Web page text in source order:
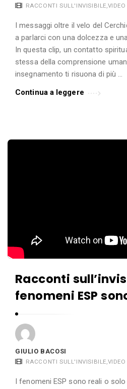
RACCONTI SULL'INVISIBILE,VIDEO
I messaggi oltre il velo del
a parlarci con una dolcezza e
In questa clip, un contatto
stessa della comprensione
insegnamento ti risuona di più …
Continua a leggere
Racconti
fenomeni ESP
GIULIO BACOSI
RACCONTI SULL'INVISIBILE,VIDEO
I fenomeni ESP sono reali o